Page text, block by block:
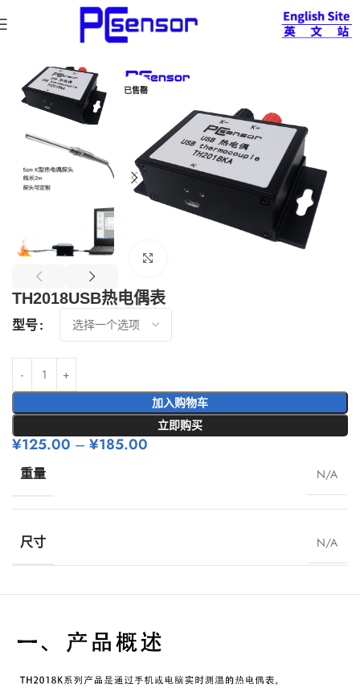
停产系列
已售罄
TH2018USB热电偶表
型号
加入购物车
立即购买
¥125.00 – ¥185.00
重量 N/A
尺寸 N/A